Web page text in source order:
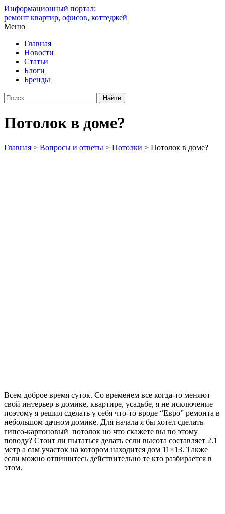
Информационный портал:
ремонт квартир, офисов, коттеджей
Меню
Главная
Новости
Статьи
Блоги
Бренды
Потолок в доме?
Главная > Вопросы и ответы > Потолки > Потолок в доме?
Всем доброе время суток. Со временем все когда-то меняют
свой интерьер в домике, квартире, усадьбе, я не исключение
поэтому я решил сделать у себя что-то вроде “Евро” ремонта в
небольшом дачном домике. Для начала я бы хотел сделать
гипсо-картоновый потолок но что скажете вы по этому
поводу? Стоит ли пытаться делать если высота составляет 2.1
метр а сам участок на котором находится дом 11×13. Также
если можно отпишитесь действительно те кто разбирается в
этом.